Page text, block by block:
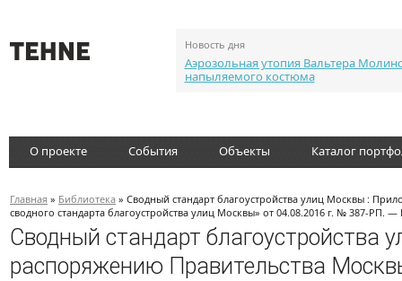
Новость дня
Аэрозольная утопия Вальтера
напыляемого костюма
О проекте События Объекты Каталог
Главная » Библиотека » Сводный стандарт благоустройства улиц Москвы :
сводного стандарта благоустройства улиц Москвы» от 04.08.2016 г. № 387-РП. —
Сводный стандарт благоустройства
распоряжению Правительства